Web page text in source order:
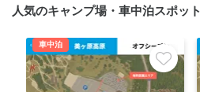
人気のキャンプ場・車中泊スポット
車中泊